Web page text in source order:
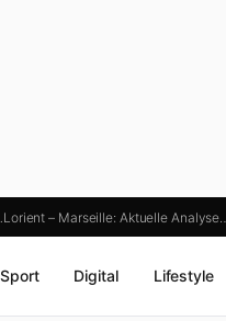
Lorient – Marseille: Aktuelle Analyse…
Sport Digital Lifestyle